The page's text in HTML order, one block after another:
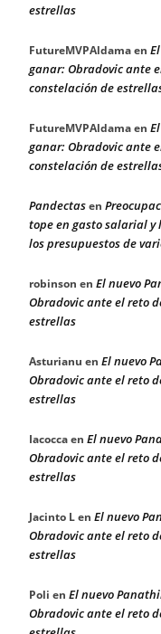
estrellas
FutureMVPAldamaen
ganar: Obradovic ante
constelación de
FutureMVPAldamaen
ganar: Obradovic ante
constelación de
Pandectasen
tope en gasto salarial y
los presupuestos de
robinson en El nuevo
Obradovic ante el reto
estrellas
Asturianu en El nuevo
Obradovic ante el reto
estrellas
Iacoccaen El nuevo
Obradovic ante el reto
estrellas
Jacinto Len El nuevo
Obradovic ante el reto
estrellas
Poli en El nuevo
Obradovic ante el reto